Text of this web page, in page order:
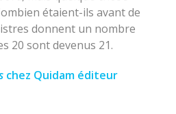
étaient-ils avant de
donnent un nombre
20 sont devenus 21.
chez Quidam éditeur